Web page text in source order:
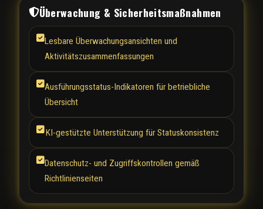
Überwachung & Sicherheitsmaßnahmen
Lesbare Überwachungsansichten und
Aktivitätszusammenfassungen
Ausführungsstatus-Indikatoren für betriebliche
Übersicht
KI-gestützte Unterstützung für Statuskonsistenz
Datenschutz- und Zugriffskontrollen gemäß
Richtlinienseiten